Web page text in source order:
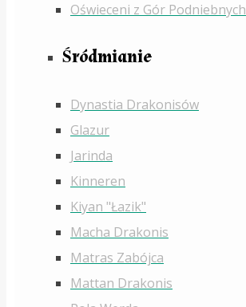
Oświeceni z Gór Podniebnych
Śródmianie
Dynastia Drakonisów
Glazur
Jarinda
Kinneren
Kiyan "Łazik"
Macha Drakonis
Matras Zabójca
Mattan Drakonis